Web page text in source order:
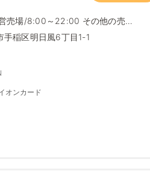
売場/8:00～22:00 その他の売
手稲区明日風6丁目1-1
オンカード